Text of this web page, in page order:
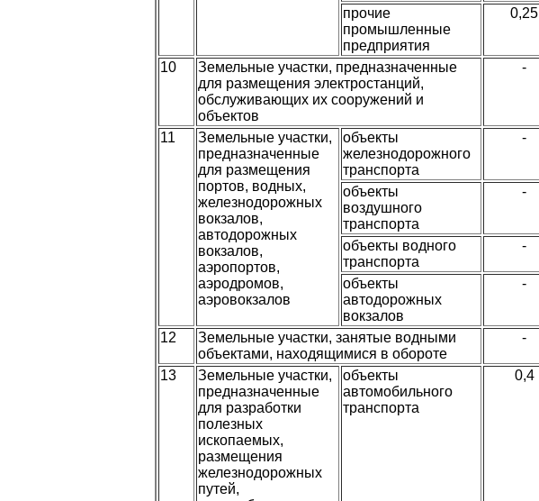
прочие
промышленные
предприятия
0,25
10
Земельные участки, предназначенные
для размещения электростанций,
обслуживающих их сооружений и
объектов
-
11
Земельные участки,
предназначенные
для размещения
портов, водных,
железнодорожных
вокзалов,
автодорожных
вокзалов,
аэропортов,
аэродромов,
аэровокзалов
объекты
железнодорожного
транспорта
-
объекты
воздушного
транспорта
-
объекты водного
транспорта
-
объекты
автодорожных
вокзалов
-
12
Земельные участки, занятые водными
объектами, находящимися в обороте
-
13
Земельные участки,
предназначенные
для разработки
полезных
ископаемых,
размещения
железнодорожных
путей,
объекты
автомобильного
транспорта
0,4